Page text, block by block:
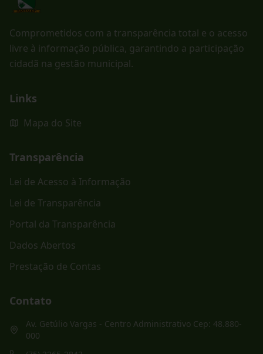
Comprometidos com a transparência total e o acesso
livre à informação pública, garantindo a participação
cidadã na gestão municipal.
Links
Mapa do Site
Transparência
Lei de Acesso à Informação
Lei de Transparência
Portal da Transparência
Dados Abertos
Prestação de Contas
Contato
Av. Getúlio Vargas - Centro Administrativo Cep: 48.880-
000